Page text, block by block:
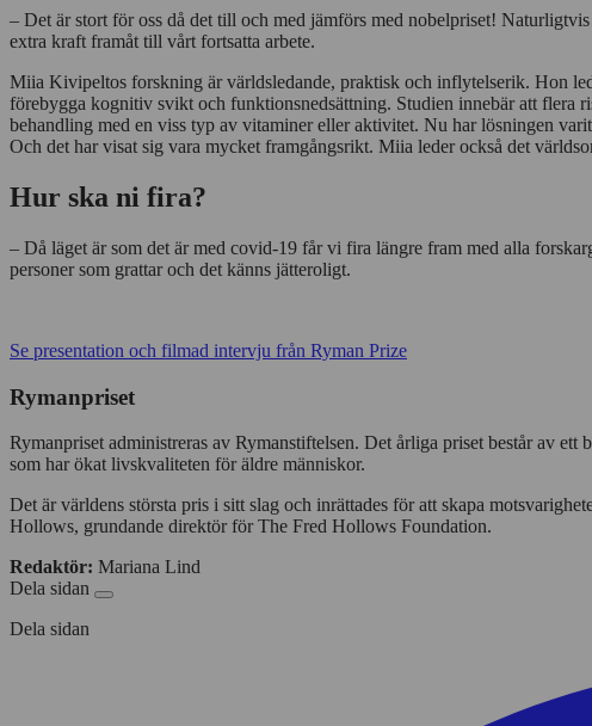
– Det är stort för oss då det till och med jämförs med nobelpriset!
extra kraft framåt till vårt fortsatta arbete.
Miia Kivipeltos forskning är världsledande, praktisk och inflytelserik. Hon
förebygga kognitiv svikt och funktionsnedsättning. Studien innebär att flera
behandling med en viss typ av vitaminer eller aktivitet. Nu har lösningen
Och det har visat sig vara mycket framgångsrikt. Miia leder också det
Hur ska ni fira?
– Då läget är som det är med covid-19 får vi fira längre fram med alla
personer som grattar och det känns jätteroligt.
Se presentation och filmad intervju från Ryman Prize
Rymanpriset
Rymanpriset administreras av Rymanstiftelsen. Det årliga priset består av
som har ökat livskvaliteten för äldre människor.
Det är världens största pris i sitt slag och inrättades för att skapa
Hollows, grundande direktör för The Fred Hollows Foundation.
Redaktör: Mariana Lind
Dela sidan
Dela sidan